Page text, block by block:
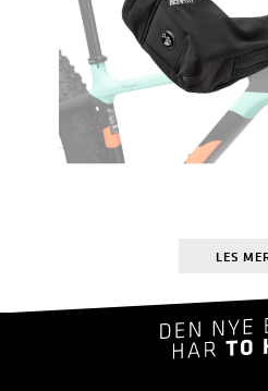
LES